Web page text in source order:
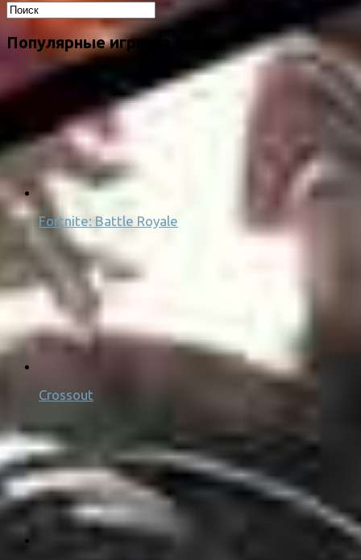
Популярные игры на сайте
Fortnite: Battle Royale
Crossout